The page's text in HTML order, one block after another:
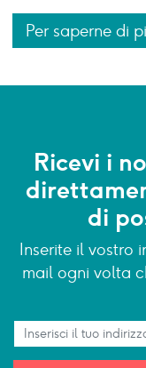
Per saperne di
Ricevi i
di
Inserite il vostro
mail ogni volta